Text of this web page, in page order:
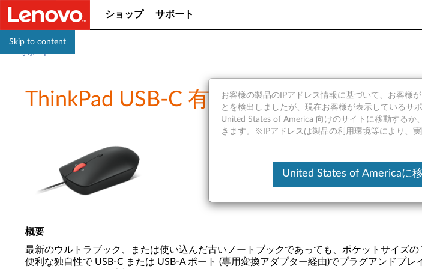
Skip to content
ショップ サポート
サポート
ThinkPad USB-C 有線コンパクトマウス
概要
最新のウルトラブック、または使い込んだ古いノートブックであっても、ポケットサイズ
便利な独自性で USB-C または USB-A ポート (専用変換アダプター経由)でプラグアンドプ
お客様の製品のIPアドレス情報に基づいて、お客様
とを検出しましたが、現在お客様が表示しているサ
United States of America 向けのサイトに移動するか
きます。※IPアドレスは製品の利用環境等により、
United States of Americaに